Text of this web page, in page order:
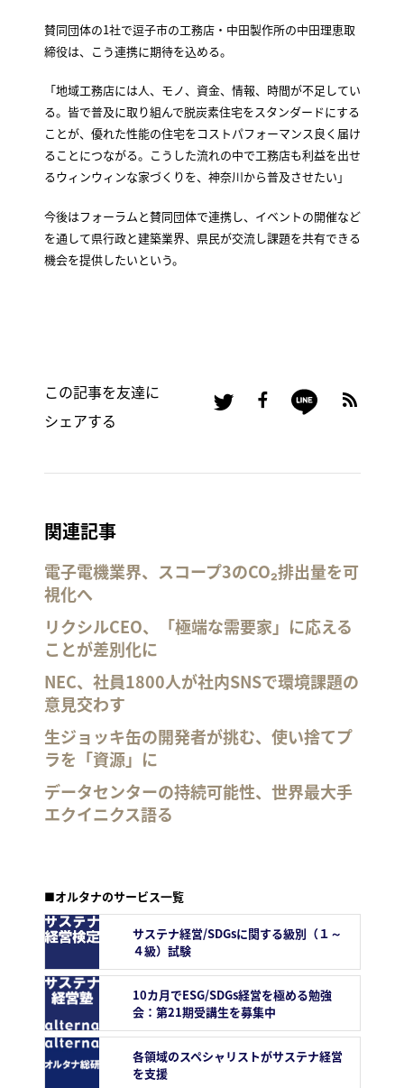
賛同団体の1社で逗子市の工務店・中田製作所の中田理恵取
締役は、こう連携に期待を込める。
「地域工務店には人、モノ、資金、情報、時間が不足してい
る。皆で普及に取り組んで脱炭素住宅をスタンダードにする
ことが、優れた性能の住宅をコストパフォーマンス良く届け
ることにつながる。こうした流れの中で工務店も利益を出せ
るウィンウィンな家づくりを、神奈川から普及させたい」
今後はフォーラムと賛同団体で連携し、イベントの開催など
を通して県行政と建築業界、県民が交流し課題を共有できる
機会を提供したいという。
この記事を友達に
シェアする
関連記事
電子電機業界、スコープ3のCO₂排出量を可
視化へ
リクシルCEO、「極端な需要家」に応える
ことが差別化に
NEC、社員1800人が社内SNSで環境課題の
意見交わす
生ジョッキ缶の開発者が挑む、使い捨てプ
ラを「資源」に
データセンターの持続可能性、世界最大手
エクイニクス語る
■オルタナのサービス一覧
サステナ経営/SDGsに関する級別（１～
４級）試験
10カ月でESG/SDGs経営を極める勉強
会：第21期受講生を募集中
各領域のスペシャリストがサステナ経営
を支援